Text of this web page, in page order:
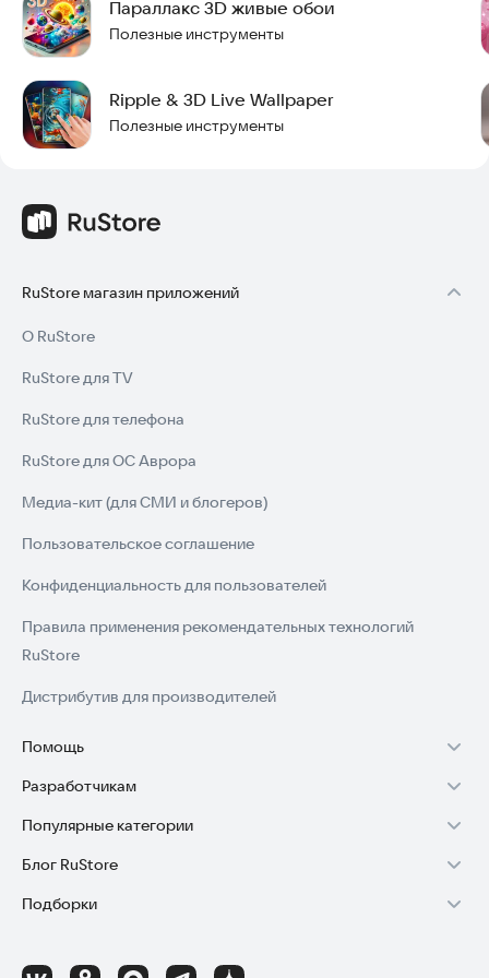
Параллакс 3D живые обои
Полезные инструменты
Ripple & 3D Live Wallpaper
Полезные инструменты
RuStore магазин приложений
О RuStore
RuStore для TV
RuStore для телефона
RuStore для ОС Аврора
Медиа-кит (для СМИ и блогеров)
Пользовательское соглашение
Конфиденциальность для пользователей
Правила применения рекомендательных технологий
RuStore
Дистрибутив для производителей
Помощь
Установка RuStore на TV
Установка RuStore на телефон
Установка RuStore в машину
Помощь пользователям RuStore
Разработчикам
Зарабатывать с RuStore
Стать разработчиком
Доступ к RuStore Консоль
Популярные категории
Игры для Android
Приложения банков
Блог RuStore
Обзоры игр для Android 2025
Подборки